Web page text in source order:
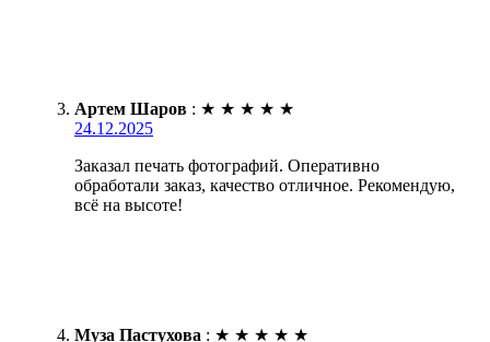
Артем Шаров : ★ ★ ★ ★ ★
24.12.2025
Заказал печать фотографий. Оперативно
обработали заказ, качество отличное. Рекомендую,
всё на высоте!
Муза Пастухова : ★ ★ ★ ★ ★